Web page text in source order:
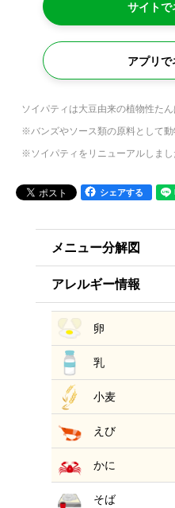
サイトで
アプリ
ソイパティは大豆由来の植物性た
※バンズやソース類の原料として動
※ソイパティをリニューアルしまし
シェアする
メニュー分解図
アレルギー情報
卵
乳
小麦
えび
かに
そば